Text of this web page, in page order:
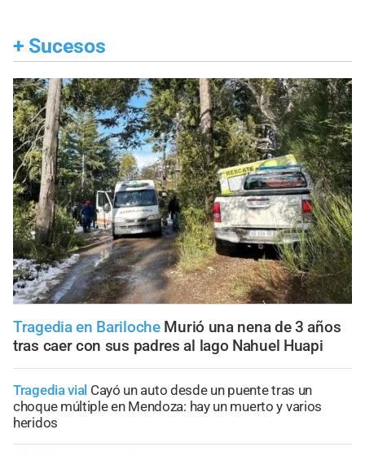
+ Sucesos
Tragedia en Bariloche Murió una nena de 3 años
tras caer con sus padres al lago Nahuel Huapi
Tragedia vial Cayó un auto desde un puente tras un
choque múltiple en Mendoza: hay un muerto y varios
heridos